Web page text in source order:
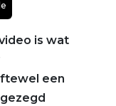
is wat
een